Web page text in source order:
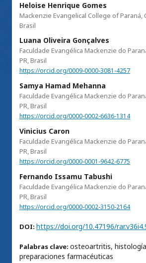
Heloise Henrique Gomes
Mackenzie Evangelical College of Paraná,
Brasil
Luana Oliveira Gonçalves
Faculdade Evangélica Mackenzie do
PR, Brasil
https://orcid.org/0009-0000-3081-4257
Samya Hamad Mehanna
Faculdade Evangélica Mackenzie do
PR, Brasil
https://orcid.org/0000-0002-6636-1314
Vinicius Caron
Faculdade Evangélica Mackenzie do
PR, Brasil
https://orcid.org/0000-0001-9642-6775
Fernando Issamu Tabushi
Faculdade Evangélica Mackenzie do
PR, Brasil
https://orcid.org/0000-0002-3150-2164
DOI: https://doi.org/10.47196/
Palabras clave: osteoartritis,
preparaciones farmacéuticas